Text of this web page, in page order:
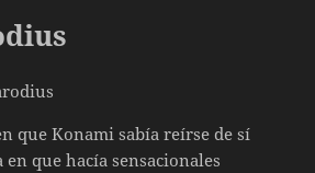
que Konami sabía reírse de sí
en que hacía sensacionales